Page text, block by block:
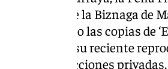
o la Peña de la Biznaga de
a la vida’ o las copias de
de Goya, o su reciente
a colecciones privadas.